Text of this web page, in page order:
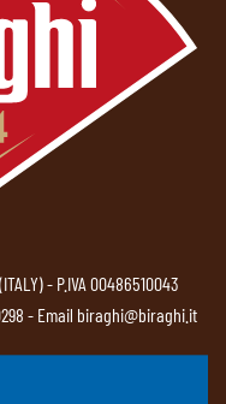
- P.IVA 00486510043
- Email biraghi@biraghi.it